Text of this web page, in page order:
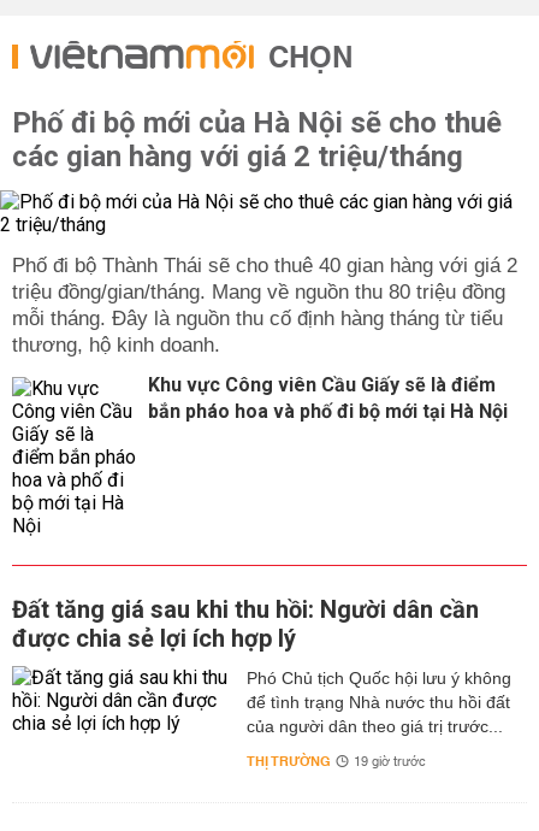
CHỌN
Phố đi bộ mới của Hà Nội sẽ cho thuê
các gian hàng với giá 2 triệu/tháng
Phố đi bộ Thành Thái sẽ cho thuê 40 gian hàng với giá 2
triệu đồng/gian/tháng. Mang về nguồn thu 80 triệu đồng
mỗi tháng. Đây là nguồn thu cố định hàng tháng từ tiểu
thương, hộ kinh doanh.
Khu vực Công viên Cầu Giấy sẽ là điểm
bắn pháo hoa và phố đi bộ mới tại Hà Nội
Đất tăng giá sau khi thu hồi: Người dân cần
được chia sẻ lợi ích hợp lý
Phó Chủ tịch Quốc hội lưu ý không
để tình trạng Nhà nước thu hồi đất
của người dân theo giá trị trước...
THỊ TRƯỜNG 19 giờ trước